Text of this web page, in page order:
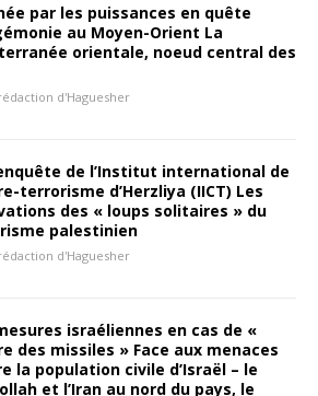
par les puissances en quête
au Moyen-Orient La
orientale, noeud central des
d'Haguesher
de l’Institut international de
terrorisme d’Herzliya (IICT) Les
des « loups solitaires » du
palestinien
d'Haguesher
israéliennes en cas de «
des missiles » Face aux menaces
la population civile d’Israël – le
et l’Iran au nord du pays, le